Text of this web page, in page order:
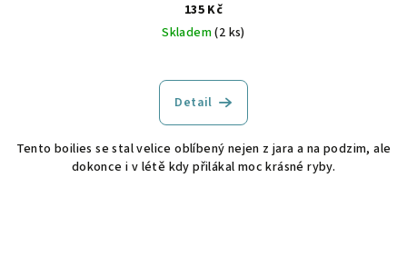
135 Kč
Skladem(2 ks)
Detail
Tento boilies se stal velice oblíbený nejen z jara a na podzim, ale
dokonce i v létě kdy přilákal moc krásné ryby.